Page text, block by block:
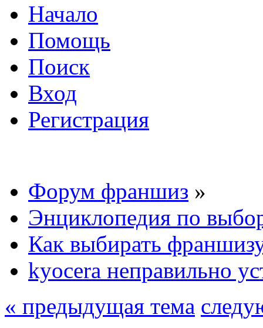
Начало
Помощь
Поиск
Вход
Регистрация
Форум франшиз »
Энциклопедия по
Как выбирать
kyocera неправильно
« предыдущая тема